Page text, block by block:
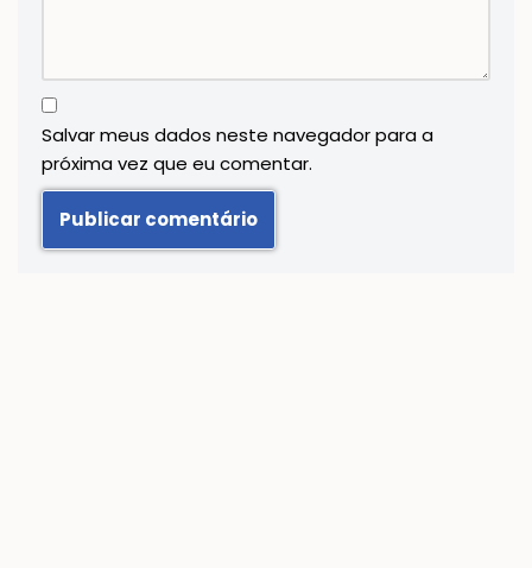
Salvar meus dados neste navegador para a
próxima vez que eu comentar.